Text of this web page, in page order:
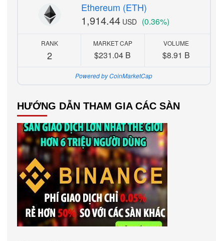
Ethereum (ETH)
1,914.44 USD (0.36%)
RANK
2
MARKET CAP
$231.04 B
VOLUME
$8.91 B
Powered by CoinMarketCap
HƯỚNG DẪN THAM GIA CÁC SÀN